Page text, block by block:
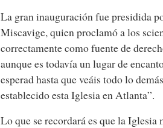
La gran inauguración fue presidida
Miscavige, quien proclamó a los
correctamente como fuente de
aunque es todavía un lugar de
esperad hasta que veáis todo lo
establecido esta Iglesia en Atlanta”.
Lo que se recordará es que la Iglesia